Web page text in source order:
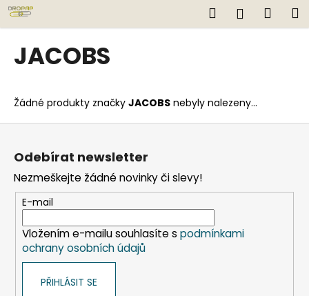
Přejít
na
obsah
Hledat
JACOBS
Žádné produkty značky JACOBS nebyly nalezeny...
K
o
o
p
o
t
ř
e
b
e
Z
Odebírat newsletter
Nezmeškejte žádné novinky či slevy!
E-mail
Vložením e-mailu souhlasíte s podmínkami
ochrany osobních údajů
PŘIHLÁSIT SE